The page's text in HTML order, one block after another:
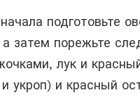
подготовьте
а затем порежьте
лук и
и укроп) и красный